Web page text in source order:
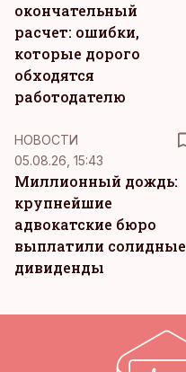
окончательный
расчет: ошибки,
которые дорого
обходятся
работодателю
НОВОСТИ
05.08.26, 15:43
Миллионный дождь:
крупнейшие
адвокатские бюро
выплатили солидные
дивиденды